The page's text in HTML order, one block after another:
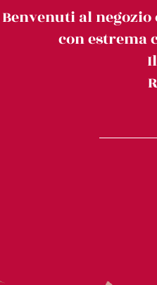
Benvenuti al
con estrema